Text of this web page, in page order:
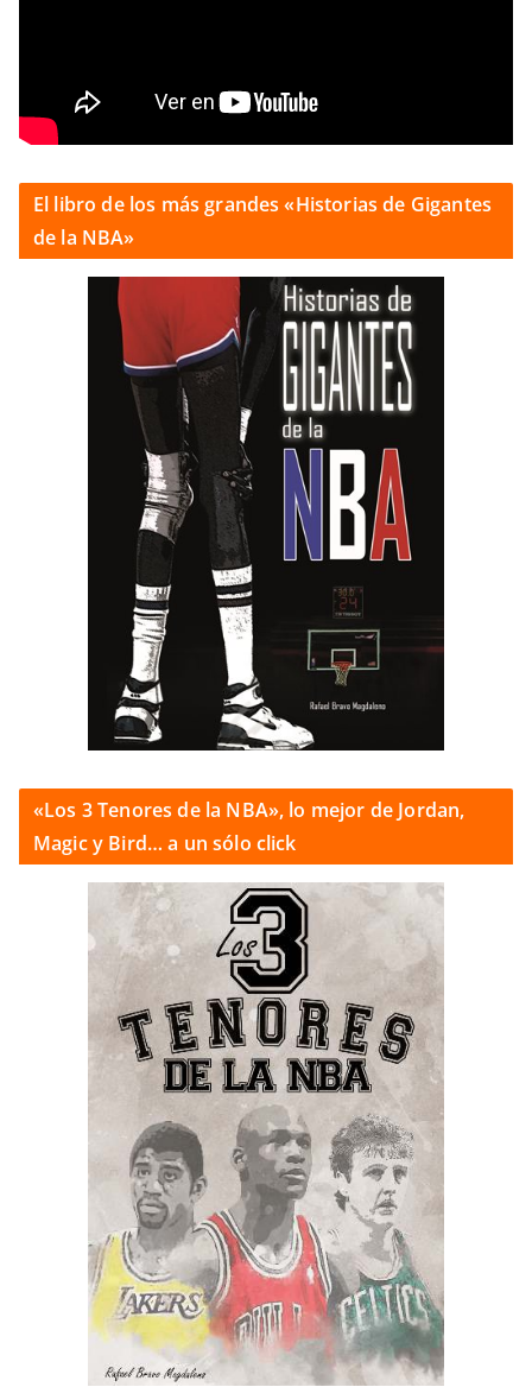
El libro de los más grandes «Historias de Gigantes
de la NBA»
«Los 3 Tenores de la NBA», lo mejor de Jordan,
Magic y Bird… a un sólo click